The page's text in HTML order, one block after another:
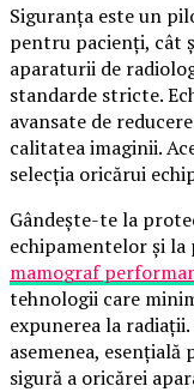
Siguranța este un
pentru pacienți, cât
aparaturii de
standarde stricte.
avansate de
calitatea imaginii.
selecția oricărui
Gândește-te la
echipamentelor și
mamograf
tehnologii care
expunerea la
asemenea,
sigură a oricărei